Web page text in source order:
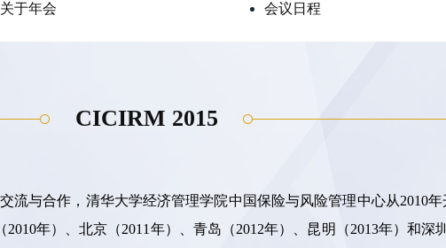
关于年会 会议日程
CICIRM 2015
流与合作，清华大学经济管理学院中国保险与风险管理中心从2010
年）、北京（2011年）、青岛（2012年）、昆明（2013年）和深